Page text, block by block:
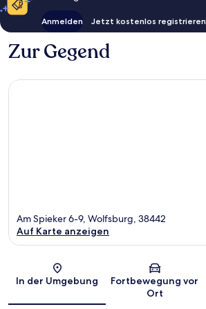
Anmelden Jetzt kostenlos registrieren
Zur Gegend
Karte
Am Spieker 6-9, Wolfsburg, 38442
Auf Karte anzeigen
In der Umgebung
Fortbewegung vor
Ort